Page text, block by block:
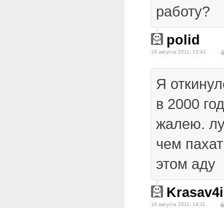
работу?
polid
16 августа 2011, 13:41
Я
в 2000
жалею.
чем
этом аду
16 августа 2011, 14:11